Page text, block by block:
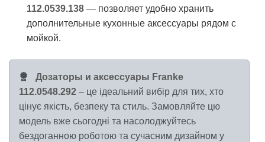
112.0539.138 — позволяет удобно хранить
дополнительные кухонные аксессуары рядом с
мойкой.
Дозаторы и аксессуары Franke
112.0548.292 – це ідеальний вибір для тих, хто
цінує якість, безпеку та стиль. Замовляйте цю
модель вже сьогодні та насолоджуйтесь
бездоганною роботою та сучасним дизайном у